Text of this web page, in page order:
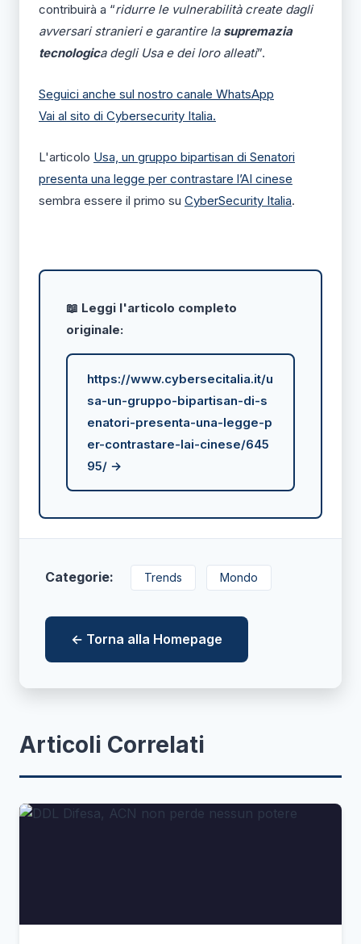
contribuirà a “ridurre le vulnerabilità create dagli
avversari stranieri e garantire la supremazia
tecnologica degli Usa e dei loro alleati”.
Seguici anche sul nostro canale WhatsApp
Vai al sito di Cybersecurity Italia.
L'articolo Usa, un gruppo bipartisan di Senatori
presenta una legge per contrastare l’AI cinese
sembra essere il primo su CyberSecurity Italia.
📖 Leggi l'articolo completo
originale:
https://www.cybersecitalia.it/u
sa-un-gruppo-bipartisan-di-s
enatori-presenta-una-legge-p
er-contrastare-lai-cinese/645
95/ →
Categorie: Trends Mondo
← Torna alla Homepage
Articoli Correlati